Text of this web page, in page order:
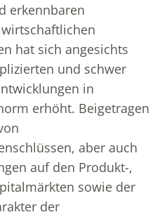
erkennbaren
hat sich angesichts
und schwer
in
erhöht. Beigetragen
aber auch
auf den Produkt-,
sowie der
der